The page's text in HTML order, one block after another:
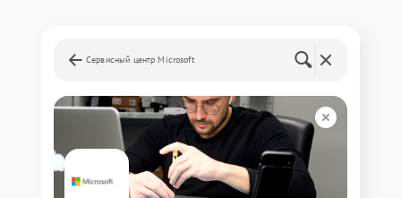
Сервисный центр Microsoft